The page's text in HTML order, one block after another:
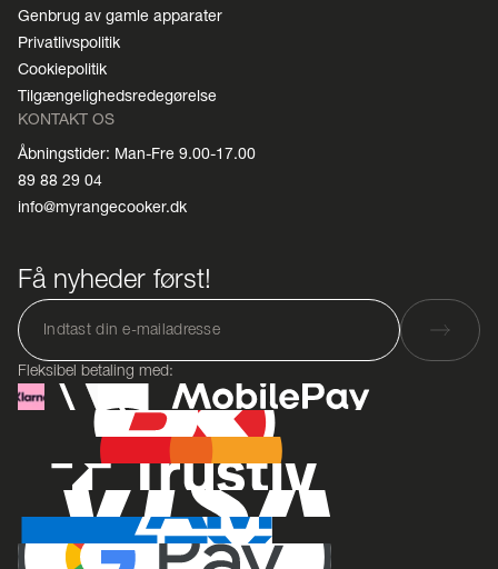
Genbrug av gamle apparater
Privatlivspolitik
Cookiepolitik
Tilgængelighedsredegørelse
KONTAKT OS
Åbningstider: Man-Fre 9.00-17.00
89 88 29 04
info@myrangecooker.dk
Få nyheder først!
Fleksibel betaling med: